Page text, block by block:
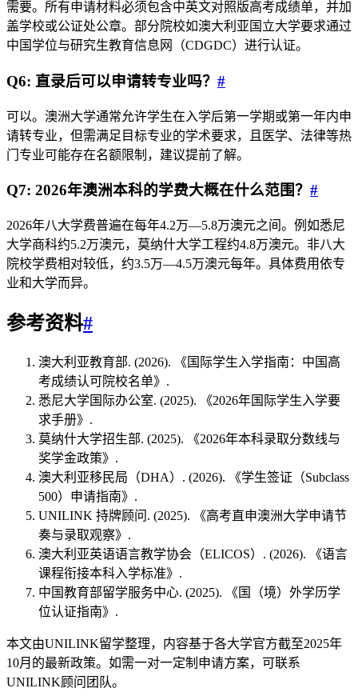
需要。所有申请材料必须包含中英文对照版高考成绩单，并加
盖学校或公证处公章。部分院校如澳大利亚国立大学要求通过
中国学位与研究生教育信息网（CDGDC）进行认证。
Q6: 直录后可以申请转专业吗？ #
可以。澳洲大学通常允许学生在入学后第一学期或第一年内申
请转专业，但需满足目标专业的学术要求，且医学、法律等热
门专业可能存在名额限制，建议提前了解。
Q7: 2026年澳洲本科的学费大概在什么范围？ #
2026年八大学费普遍在每年4.2万—5.8万澳元之间。例如悉尼
大学商科约5.2万澳元，莫纳什大学工程约4.8万澳元。非八大
院校学费相对较低，约3.5万—4.5万澳元每年。具体费用依专
业和大学而异。
参考资料#
澳大利亚教育部. (2026). 《国际学生入学指南：中国高
考成绩认可院校名单》.
悉尼大学国际办公室. (2025). 《2026年国际学生入学要
求手册》.
莫纳什大学招生部. (2025). 《2026年本科录取分数线与
奖学金政策》.
澳大利亚移民局（DHA）. (2026). 《学生签证（Subclass
500）申请指南》.
UNILINK 持牌顾问. (2025). 《高考直申澳洲大学申请节
奏与录取观察》.
澳大利亚英语语言教学协会（ELICOS）. (2026). 《语言
课程衔接本科入学标准》.
中国教育部留学服务中心. (2025). 《国（境）外学历学
位认证指南》.
本文由UNILINK留学整理，内容基于各大学官方截至2025年
10月的最新政策。如需一对一定制申请方案，可联系
UNILINK顾问团队。